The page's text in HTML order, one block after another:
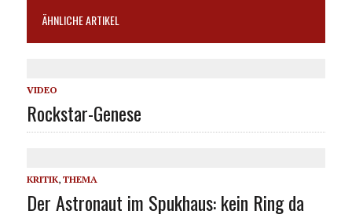
ÄHNLICHE ARTIKEL
VIDEO
Rockstar-Genese
KRITIK, THEMA
Der Astronaut im Spukhaus: kein Ring da